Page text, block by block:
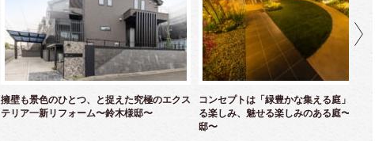
擁壁も景色のひとつ、と捉えた究極のエクス
テリア一新リフォーム〜鈴木様邸〜
コンセプトは「緑豊かな集える庭」！ 育て
る楽しみ、魅せる楽しみのある庭〜並木様
邸〜